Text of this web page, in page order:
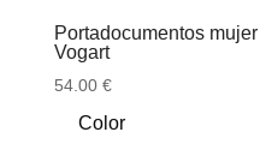
Portadocumentos
Vogart
54.00 €
Color